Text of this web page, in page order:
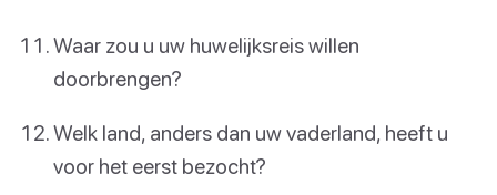
Waar zou u uw huwelijksreis willen
doorbrengen?
Welk land, anders dan uw vaderland, heeft u
voor het eerst bezocht?